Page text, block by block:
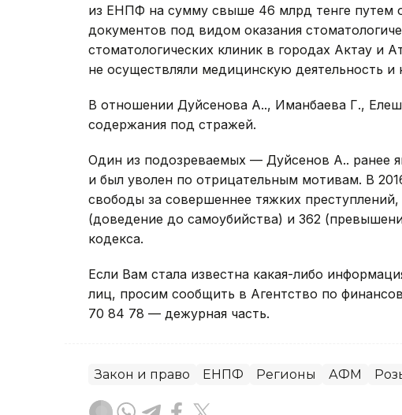
из ЕНПФ на сумму свыше 46 млрд тенге путем
документов под видом оказания
стоматологических клиник в городах Актау и
не осуществляли медицинскую деятельность и
В отношении Дуйсенова А.Қ., Иманбаева Г.,
содержания под стражей.
Один из подозреваемых — Дуйсенов А.Қ. ранее
и был уволен по отрицательным мотивам. В
свободы за совершеннее тяжких
(доведение до самоубийства) и 362
кодекса.
Если Вам стала известна какая-либо
лиц, просим сообщить в Агентство по
70 84 78 — дежурная часть.
Закон и право ЕНПФ Регионы АФМ